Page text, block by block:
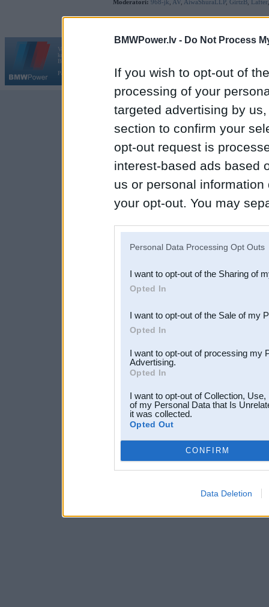
BMWPower.lv - Do Not Process
If you wish to opt-out of
processing of your
targeted advertising by
section to confirm your
opt-out request is
interest-based ads based
us or personal
your opt-out. You may
Downstream Participants
third parties.
Personal Data Processing Opt Outs
I want to opt-out of the Sharing of
Opted In
I want to opt-out of the Sale of my
Opted In
I want to opt-out of processing my
Advertising.
Opted In
I want to opt-out of Collection,
of my Personal Data that Is
it was collected.
Opted Out
CONFIRM
Data Deletion
Moderatori: 968-jk AV AiwaShuraLLP, GirtzB Lafter
Vortāls BMWPower.lv darbojas
kopš 2002. gada 14. maija. Tas nav auto klubs un nav saistīts ar
BMW AG.
Par BMWPower
Kontakti |Reklāma